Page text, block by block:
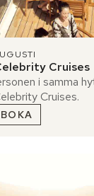
Cruises
i samma
Cruises.